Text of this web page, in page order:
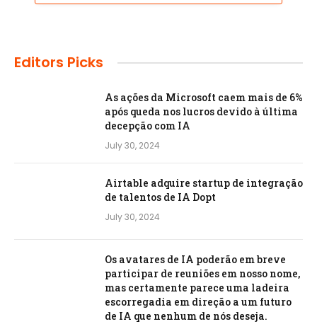
Editors Picks
As ações da Microsoft caem mais de 6%
após queda nos lucros devido à última
decepção com IA
July 30, 2024
Airtable adquire startup de integração
de talentos de IA Dopt
July 30, 2024
Os avatares de IA poderão em breve
participar de reuniões em nosso nome,
mas certamente parece uma ladeira
escorregadia em direção a um futuro
de IA que nenhum de nós deseja.